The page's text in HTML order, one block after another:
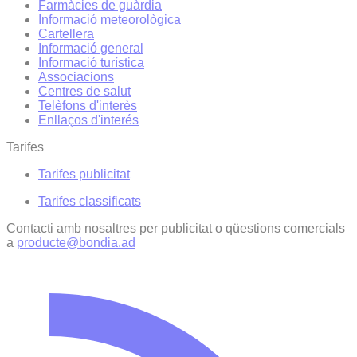
Farmàcies de guàrdia
Informació meteorològica
Cartellera
Informació general
Informació turística
Associacions
Centres de salut
Telèfons d'interès
Enllaços d'interés
Tarifes
Tarifes publicitat
Tarifes classificats
Contacti amb nosaltres per publicitat o qüestions comercials
a producte@bondia.ad